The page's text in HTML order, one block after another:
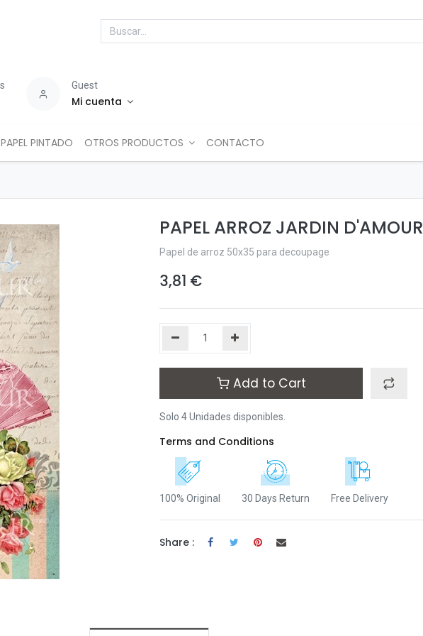
Guest
Mi cuenta
PAPEL PINTADO OTROS PRODUCTOS CONTACTO
PAPEL ARROZ JARDIN D'AMOUR
Papel de arroz 50x35 para decoupage
3,81 €
Add to Cart
Solo 4 Unidades disponibles.
Terms and Conditions
100% Original 30 Days Return Free Delivery
Share :